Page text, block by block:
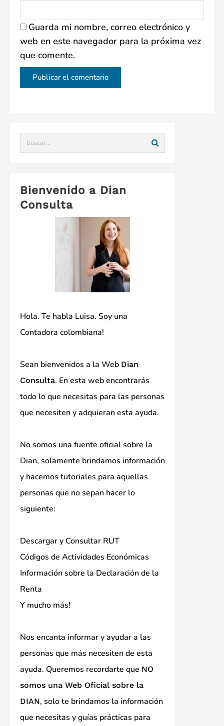
Guarda mi nombre, correo electrónico y
web en este navegador para la próxima vez
que comente.
Bienvenido a Dian
Consulta
Hola. Te habla Luisa. Soy una
Contadora colombiana!
Sean bienvenidos a la Web Dian
Consulta. En esta web encontrarás
todo lo que necesitas para las personas
que necesiten y adquieran esta ayuda.
No somos una fuente oficial sobre la
Dian, solamente brindamos información
y hacemos tutoriales para aquellas
personas que no sepan hacer lo
siguiente:
Descargar y Consultar RUT
Códigos de Actividades Económicas
Información sobre la Declaración de la
Renta
Y mucho más!
Nos encanta informar y ayudar a las
personas que más necesiten de esta
ayuda. Queremos recordarte que NO
somos una Web Oficial sobre la
DIAN, solo te brindamos la información
que necesitas y guías prácticas para